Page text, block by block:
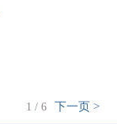
下一页 >
1 / 6